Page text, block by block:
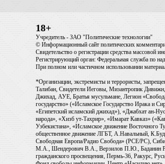
18+
Учредитель - ЗАО "Политические технологии"
© Информационный сайт политических
Свидетельство о регистрации средства
Регистрирующий орган: Федеральная служба по
При полном или частичном использовании
*Организации, экстремисты и террористы,
Талибан, Свидетели Иеговы, Мизантропик
Джихад, АУЕ, Братья мусульмане, Легион
государство» («Исламское Государство Ирака
«Египетский исламский джихад»), «Джабхат
народа», «Хизб ут-Тахрир», «Имарат Кавказ»
Узбекистана», «Исламское движение
общественное движение ЛГБТ, А.Навальный,
Свободная Европа/Радио Свобода» (PCE/PC),
М.А., Шендерович В.А., Верзилов П.Ю., Баданин
гражданского просвещения, Пермь-36, Ракурс,